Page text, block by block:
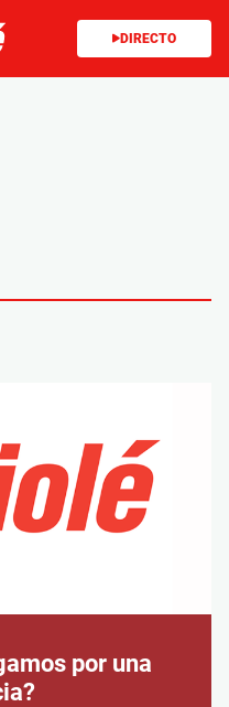
DIRECTO
por una